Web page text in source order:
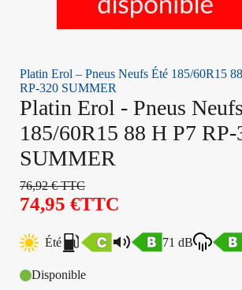
Platin Erol – Pneus Neufs Été 185/60R15
RP-320 SUMMER
Platin Erol - Pneus
185/60R15 88 H P7 RP-
SUMMER
76,92€TTC
74,95 €TTC
Été 71 dB
Disponible